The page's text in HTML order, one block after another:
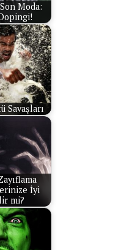
Moda:
Savaşları
İyi
mi?